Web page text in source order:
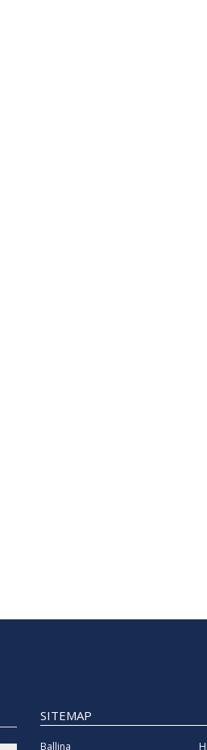
SITEMAP
Ballina